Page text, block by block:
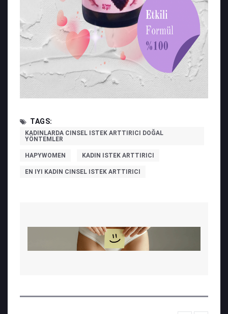
TAGS:
KADINLARDA CINSEL ISTEK ARTTIRICI DOĞAL
YÖNTEMLER
HAPYWOMEN KADIN ISTEK ARTTIRICI
EN IYI KADIN CINSEL ISTEK ARTTIRICI